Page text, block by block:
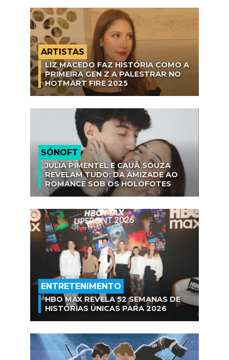
ARTISTAS
LIZ MACEDO FAZ HISTÓRIA COMO A
PRIMEIRA GEN Z A PALESTRAR NO
HOTMART FIRE 2025
SÓNOFT
JULIA PIMENTEL E CAUÃ SOUZA
REVELAM TUDO: DA AMIZADE AO
ROMANCE SOB OS HOLOFOTES
ENTRETENIMENTO
HBO MAX REVELA 52 SEMANAS DE
HISTÓRIAS ÚNICAS PARA 2026